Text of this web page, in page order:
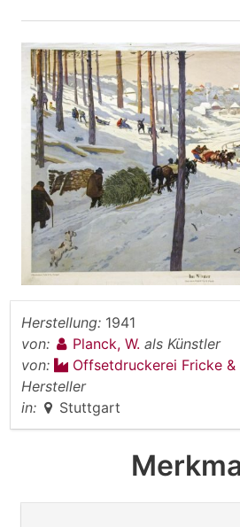
Herstellung: 1941
von:
Planck, W. als Künstler
von:
Offsetdruckerei Fricke
Hersteller
in:
Stuttgart